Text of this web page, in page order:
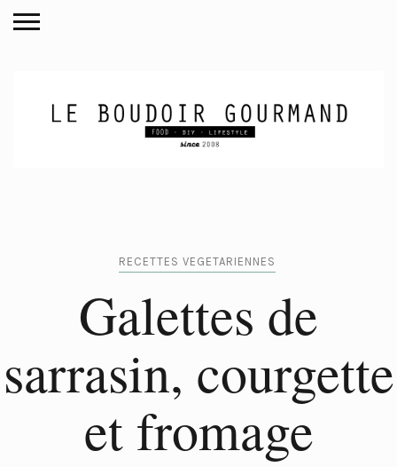
RECETTES VEGETARIENNES
Galettes de
sarrasin, courgette
et fromage